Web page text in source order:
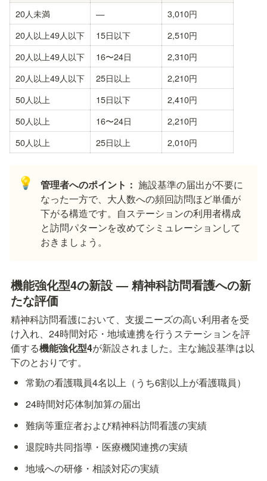
20人未満 —
3,010円
20人以上49人以下
15日以下
2,510円
20人以上49人以下
16〜24日
2,310円
20人以上49人以下
25日以上
2,210円
50人以上
15日以下
2,410円
50人以上
16〜24日
2,210円
50人以上
25日以上 2,010円
💡 管理者へのポイント： 施設基準の届出が不要に
なった一方で、大人数への頻回訪問ほど単価が
下がる構造です。自ステーションの利用者構成
と訪問パターンを改めてシミュレーションして
おきましょう。
機能強化型4の新設 — 精神科訪問看護への新
たな評価
精神科訪問看護において、支援ニーズの高い利用者を受
け入れ、24時間対応・地域連携を行うステーションを評
価する機能強化型4が新設されました。主な施設基準は以
下のとおりです。
常勤の看護職員4名以上（うち6割以上が看護職員）
24時間対応体制加算の届出
難病等重症者および精神科訪問看護の実績
退院時共同指導・医療機関連携の実績
地域への研修・相談対応の実績